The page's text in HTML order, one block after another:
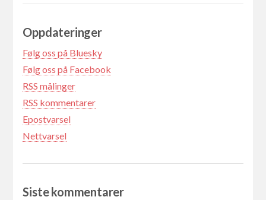
Oppdateringer
Følg oss på Bluesky
Følg oss på Facebook
RSS målinger
RSS kommentarer
Epostvarsel
Nettvarsel
Siste kommentarer